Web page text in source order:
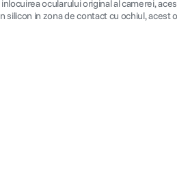
ocularului original al camerei,
in zona de contact cu ochiul,